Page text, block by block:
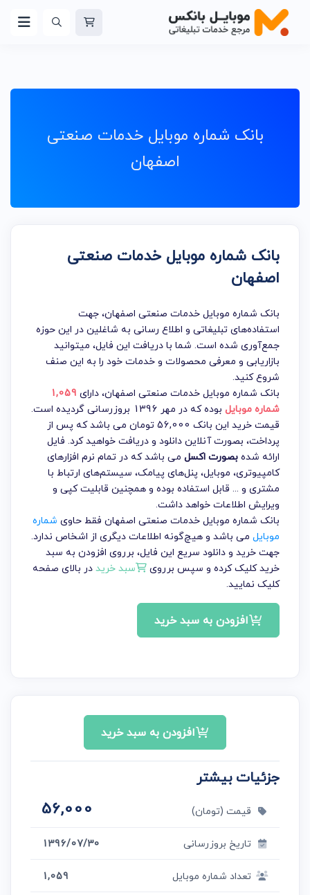
بانک شماره موبایل خدمات صنعتی
اصفهان
بانک شماره موبایل خدمات صنعتی
اصفهان
بانک شماره موبایل خدمات صنعتی اصفهان، جهت
استفاده‌های تبلیغاتی و اطلاع رسانی به شاغلین در این حوزه
جمع‌آوری شده است. شما با دریافت این فایل، میتوانید
بازاریابی و معرفی محصولات و خدمات خود را به این صنف
شروع کنید.
بانک شماره موبایل خدمات صنعتی اصفهان، دارای 1,059
شماره موبایل بوده که در مهر 1396 بروزرسانی گردیده است.
قیمت خرید این بانک 56,000 تومان می باشد که پس از
پرداخت، بصورت آنلاین دانلود و دریافت خواهید کرد. فایل
ارائه شدهبصورت اکسل می باشد که در تمام نرم افزارهای
کامپیوتری، موبایل، پنل‌های پیامک، سیستم‌های ارتباط با
مشتری و ... قابل استفاده بوده و همچنین قابلیت کپی و
ویرایش اطلاعات خواهد داشت.
بانک شماره موبایل خدمات صنعتی اصفهان فقط حاوی شماره
موبایل می باشد و هیچ‌گونه اطلاعات دیگری از اشخاص ندارد.
جهت خرید و دانلود سریع این فایل، برروی افزودن به سبد
خرید کلیک کرده و سپس برروی
سبد خریددر بالای صفحه
کلیک نمایید.
افزودن به سبد خرید
افزودن به سبد خرید
جزئیات بیشتر
قیمت (تومان) 56,000
تاریخ بروزرسانی
1396/07/30
تعداد شماره موبایل
1,059